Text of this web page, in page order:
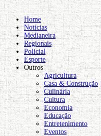
Home
Notícias
Medianeira
Regionais
Policial
Esporte
Outros
Agricultura
Casa & Construção
Culinária
Cultura
Economia
Educação
Entretenimento
Eventos